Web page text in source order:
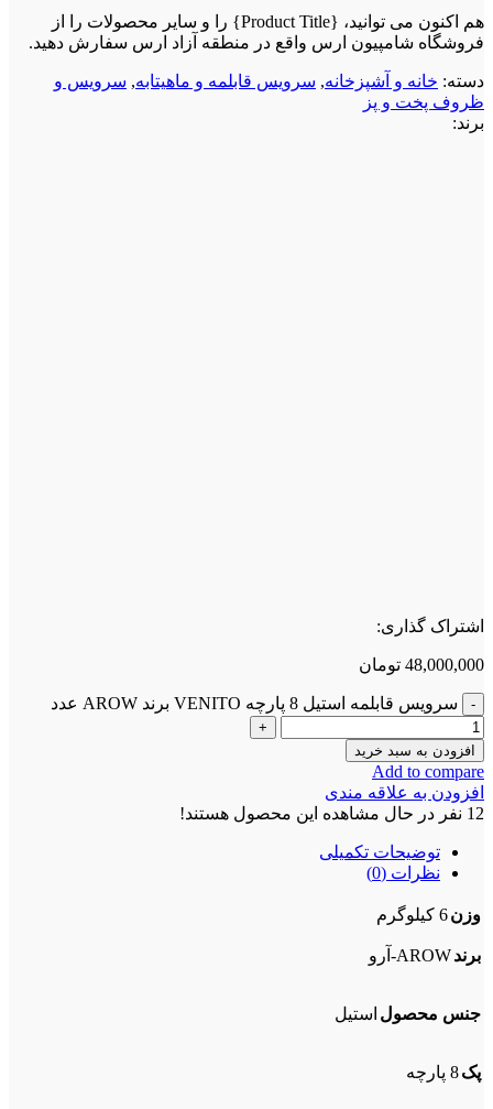
هم اکنون می توانید، {Product Title} را و سایر محصولات را از
فروشگاه شامپیون ارس واقع در منطقه آزاد ارس سفارش دهید.
دسته: خانه و آشپزخانه, سرویس قابلمه و ماهیتابه, سرویس و
ظروف پخت و پز
برند:
اشتراک گذاری:
48,000,000 تومان
سرویس قابلمه استیل 8 پارچه VENITO برند AROW عدد
افزودن به سبد خرید
Add to compare
افزودن به علاقه مندی
12 نفر در حال مشاهده این محصول هستند!
توضیحات تکمیلی
نظرات (0)
وزن6 کیلوگرم
برندAROW-آرو
جنس محصول استیل
پک8 پارچه